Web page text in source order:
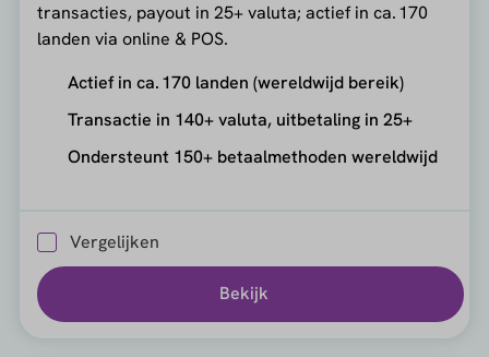
transacties, payout in 25+ valuta; actief in ca. 170
landen via online & POS.
Actief in ca. 170 landen (wereldwijd bereik)
Transactie in 140+ valuta, uitbetaling in 25+
Ondersteunt 150+ betaalmethoden wereldwijd
Vergelijken
Bekijk